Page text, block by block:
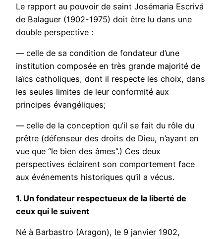
Le rapport au pouvoir de saint Josémaria Escrivá
de Balaguer (1902-1975) doit être lu dans une
double perspective :
— celle de sa condition de fondateur d’une
institution composée en très grande majorité de
laïcs catholiques, dont il respecte les choix, dans
les seules limites de leur conformité aux
principes évangéliques;
— celle de la conception qu’il se fait du rôle du
prêtre (défenseur des droits de Dieu, n’ayant en
vue que “le bien des âmes”.) Ces deux
perspectives éclairent son comportement face
aux événements historiques qu’il a vécus.
1. Un fondateur respectueux de la liberté de
ceux qui le suivent
Né à Barbastro (Aragon), le 9 janvier 1902,